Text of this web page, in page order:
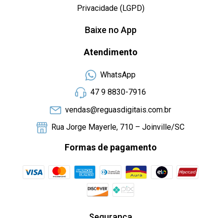
Privacidade (LGPD)
Baixe no App
Atendimento
WhatsApp
47 9 8830-7916
vendas@reguasdigitais.com.br
Rua Jorge Mayerle, 710 – Joinville/SC
Formas de pagamento